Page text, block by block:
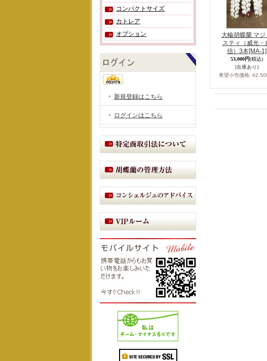
コンパクトサイズ
カトレア
オプション
新規登録はこちら
ログインはこちら
大輪胡蝶蘭 マジ
スティ（威光・
信）3本[MA-1]
53,000円(税込)
[在庫あり]
希望小売価格: